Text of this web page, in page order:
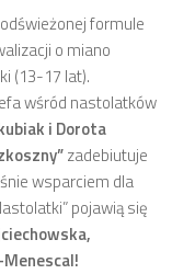
formule
o miano
(13-17 lat).
wśród nastolatków
i Dorota
zadebiutuje
wsparciem dla
pojawią się